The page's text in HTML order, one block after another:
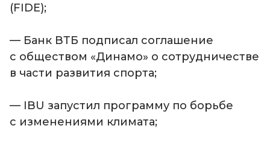
(FIDE);
— Банк ВТБ подписал соглашение
с обществом «Динамо» о сотрудничестве
в части развития спорта;
— IBU запустил программу по борьбе
с изменениями климата;